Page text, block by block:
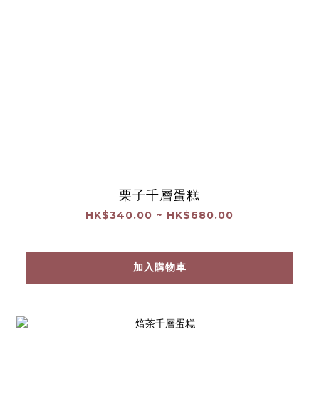
栗子千層蛋糕
HK$340.00 ~ HK$680.00
加入購物車